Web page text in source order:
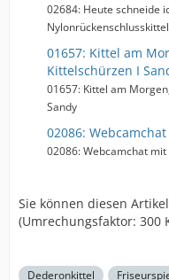
02684: Heute schneide
Nylonrückenschlusskittel
01657: Kittel am
Kittelschürzen I
01657: Kittel am
Sandy
02086:
02086: Webcamchat
Sie können diesen
(Umrechungsfaktor: 300
Dederonkittel